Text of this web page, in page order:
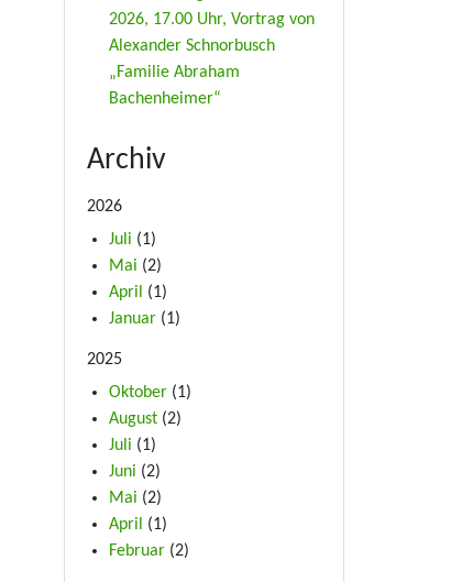
2026, 17.00 Uhr, Vortrag von
Alexander Schnorbusch
„Familie Abraham
Bachenheimer“
Archiv
2026
Juli (1)
Mai (2)
April
(1)
Januar (1)
2025
Oktober (1)
August (2)
Juli (1)
Juni (2)
Mai (2)
April
(1)
Februar (2)